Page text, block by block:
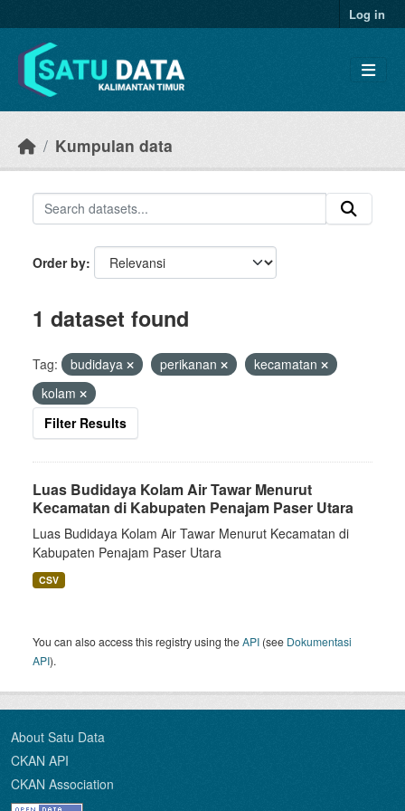
Log in
Kumpulan data
Order by
1 dataset found
Tag: budidaya perikanan
kecamatan
kolam
Filter Results
Luas Budidaya Kolam Air Tawar Menurut
Kecamatan di Kabupaten Penajam Paser Utara
Luas Budidaya Kolam Air Tawar Menurut Kecamatan di
Kabupaten Penajam Paser Utara
CSV
You can also access this registry using theAPI (see Dokumentasi
API).
About Satu Data
CKAN API
CKAN Association